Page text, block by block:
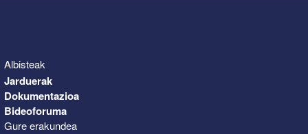
Albisteak
Jarduerak
Dokumentazioa
Bideoforuma
Gure erakundea